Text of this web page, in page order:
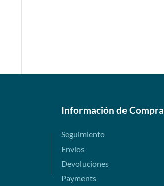
Información de Compra
Seguimiento
Envíos
Devoluciones
Payments